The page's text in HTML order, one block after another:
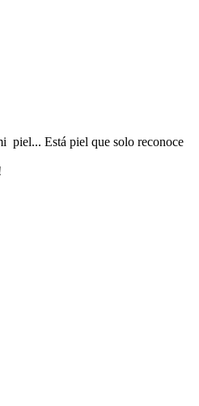
piel... Está piel que solo reconoce